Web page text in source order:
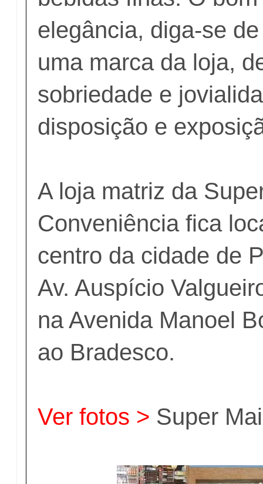
elegância, diga-se
uma marca da loja,
sobriedade e
disposição e
A loja matriz da
Conveniência fica
centro da cidade de
Av. Auspício
na Avenida Manoel
ao Bradesco.
Ver fotos > Super